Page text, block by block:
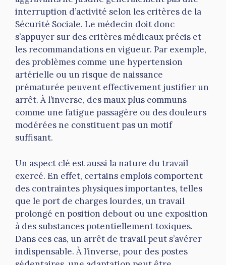
interruption d’activité selon les critères de la
Sécurité Sociale. Le médecin doit donc
s’appuyer sur des critères médicaux précis et
les recommandations en vigueur. Par exemple,
des problèmes comme une hypertension
artérielle ou un risque de naissance
prématurée peuvent effectivement justifier un
arrêt. À l’inverse, des maux plus communs
comme une fatigue passagère ou des douleurs
modérées ne constituent pas un motif
suffisant.
Un aspect clé est aussi la nature du travail
exercé. En effet, certains emplois comportent
des contraintes physiques importantes, telles
que le port de charges lourdes, un travail
prolongé en position debout ou une exposition
à des substances potentiellement toxiques.
Dans ces cas, un arrêt de travail peut s’avérer
indispensable. À l’inverse, pour des postes